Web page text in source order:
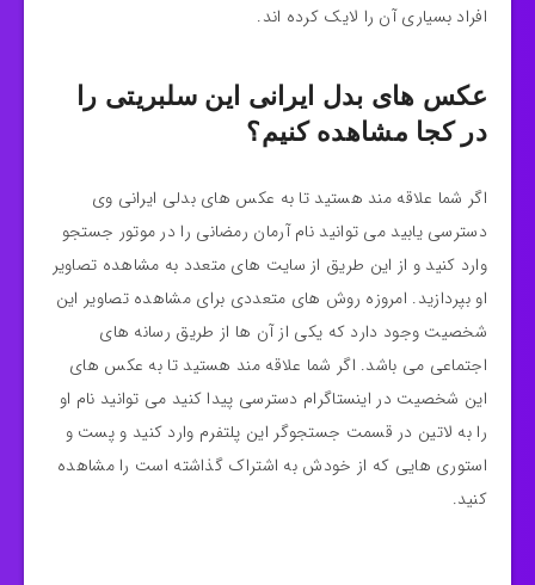
افراد بسیاری آن را لایک کرده اند.
عکس های بدل ایرانی این سلبریتی را
در کجا مشاهده کنیم؟
اگر شما علاقه مند هستید تا به عکس های بدلی ایرانی وی
دسترسی یابید می توانید نام آرمان رمضانی را در موتور جستجو
وارد کنید و از این طریق از سایت های متعدد به مشاهده تصاویر
او بپردازید. امروزه روش های متعددی برای مشاهده تصاویر این
شخصیت وجود دارد که یکی از آن ها از طریق رسانه های
اجتماعی می باشد. اگر شما علاقه مند هستید تا به عکس های
این شخصیت در اینستاگرام دسترسی پیدا کنید می توانید نام او
را به لاتین در قسمت جستجوگر این پلتفرم وارد کنید و پست و
استوری هایی که از خودش به اشتراک گذاشته است را مشاهده
کنید.